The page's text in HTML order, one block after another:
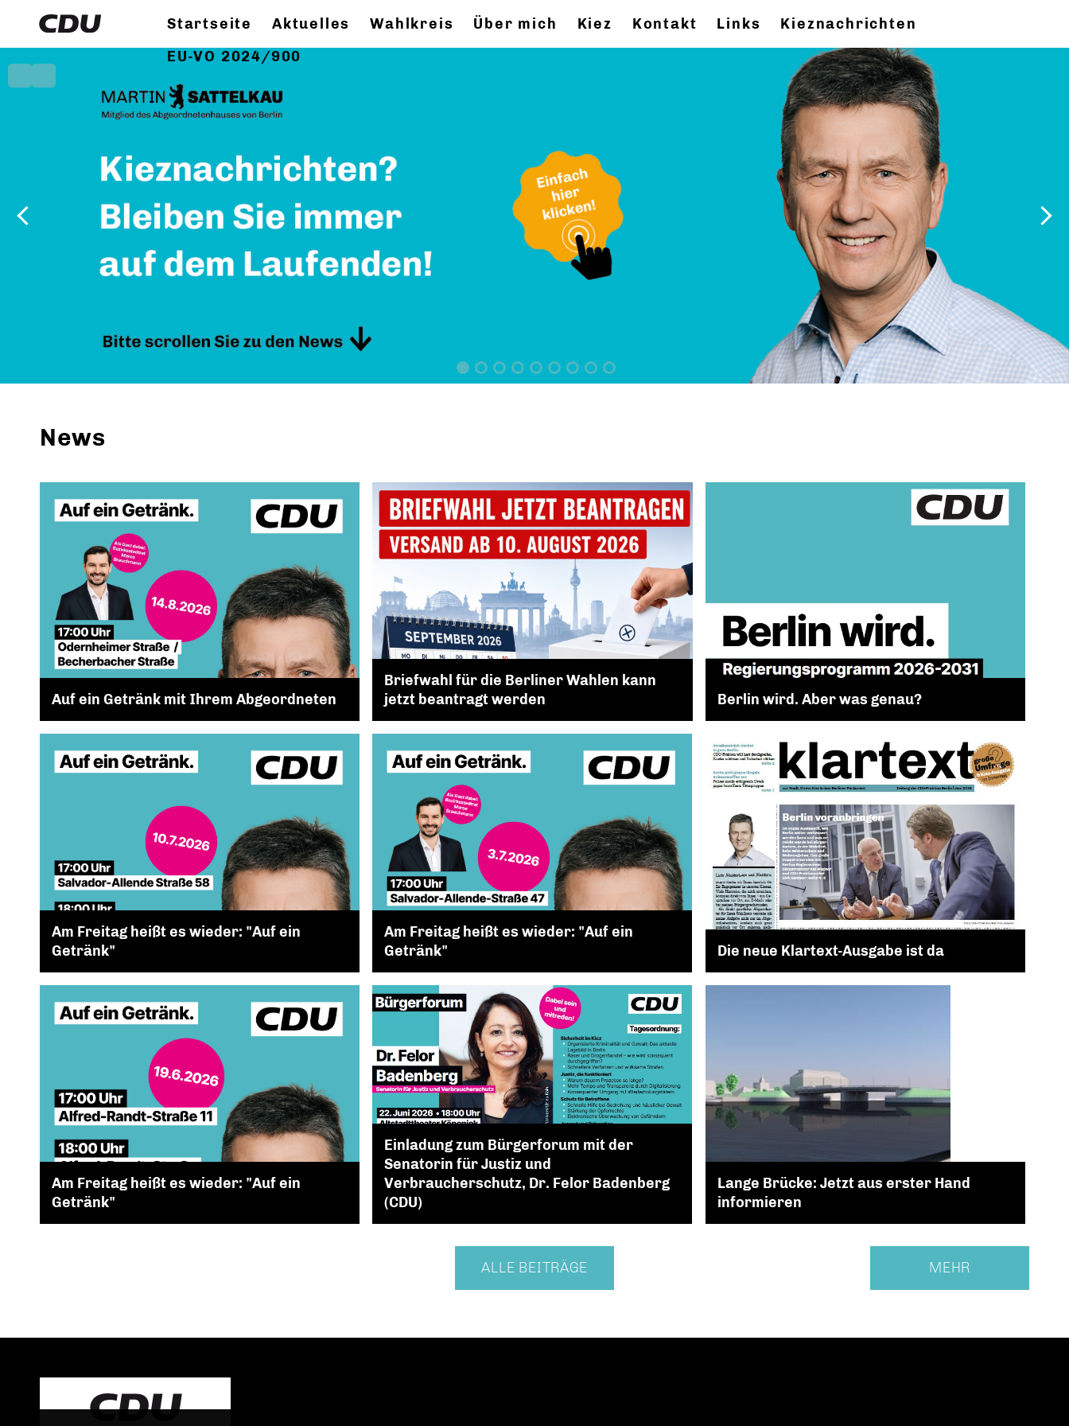
Startseite Aktuelles Wahlkreis Über mich Kiez Kontakt Links
Kieznachrichten
EU-VO 2024/900
News
Auf ein Getränk mit Ihrem Abgeordneten
Briefwahl für die Berliner Wahlen kann
jetzt beantragt werden
Berlin wird. Aber was genau?
Am Freitag heißt es wieder: "Auf ein
Getränk"
Am Freitag heißt es wieder: "Auf ein
Getränk"
Die neue Klartext-Ausgabe ist da
Am Freitag heißt es wieder: "Auf ein
Getränk"
Einladung zum Bürgerforum mit der
Senatorin für Justiz und
Verbraucherschutz, Dr. Felor Badenberg
(CDU)
Lange Brücke: Jetzt aus erster Hand
informieren
ALLE BEITRÄGE MEHR